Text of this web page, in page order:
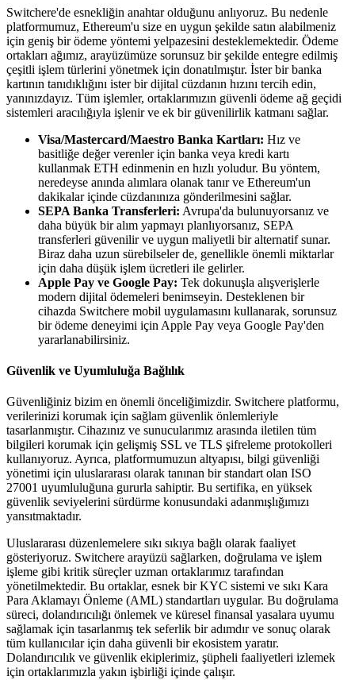
Switchere'de esnekliğin anahtar olduğunu anlıyoruz. Bu nedenle
platformumuz, Ethereum'u size en uygun şekilde satın alabilmeniz
için geniş bir ödeme yöntemi yelpazesini desteklemektedir. Ödeme
ortakları ağımız, arayüzümüze sorunsuz bir şekilde entegre edilmiş
çeşitli işlem türlerini yönetmek için donatılmıştır. İster bir banka
kartının tanıdıklığını ister bir dijital cüzdanın hızını tercih edin,
yanınızdayız. Tüm işlemler, ortaklarımızın güvenli ödeme ağ geçidi
sistemleri aracılığıyla işlenir ve ek bir güvenilirlik katmanı sağlar.
Visa/Mastercard/Maestro Banka Kartları: Hız ve
basitliğe değer verenler için banka veya kredi kartı
kullanmak ETH edinmenin en hızlı yoludur. Bu yöntem,
neredeyse anında alımlara olanak tanır ve Ethereum'un
dakikalar içinde cüzdanınıza gönderilmesini sağlar.
SEPA Banka Transferleri: Avrupa'da bulunuyorsanız ve
daha büyük bir alım yapmayı planlıyorsanız, SEPA
transferleri güvenilir ve uygun maliyetli bir alternatif sunar.
Biraz daha uzun sürebilseler de, genellikle önemli miktarlar
için daha düşük işlem ücretleri ile gelirler.
Apple Pay ve Google Pay: Tek dokunuşla alışverişlerle
modern dijital ödemeleri benimseyin. Desteklenen bir
cihazda Switchere mobil uygulamasını kullanarak, sorunsuz
bir ödeme deneyimi için Apple Pay veya Google Pay'den
yararlanabilirsiniz.
Güvenlik ve Uyumluluğa Bağlılık
Güvenliğiniz bizim en önemli önceliğimizdir. Switchere platformu,
verilerinizi korumak için sağlam güvenlik önlemleriyle
tasarlanmıştır. Cihazınız ve sunucularımız arasında iletilen tüm
bilgileri korumak için gelişmiş SSL ve TLS şifreleme protokolleri
kullanıyoruz. Ayrıca, platformumuzun altyapısı, bilgi güvenliği
yönetimi için uluslararası olarak tanınan bir standart olan ISO
27001 uyumluluğuna gururla sahiptir. Bu sertifika, en yüksek
güvenlik seviyelerini sürdürme konusundaki adanmışlığımızı
yansıtmaktadır.
Uluslararası düzenlemelere sıkı sıkıya bağlı olarak faaliyet
gösteriyoruz. Switchere arayüzü sağlarken, doğrulama ve işlem
işleme gibi kritik süreçler uzman ortaklarımız tarafından
yönetilmektedir. Bu ortaklar, esnek bir KYC sistemi ve sıkı Kara
Para Aklamayı Önleme (AML) standartları uygular. Bu doğrulama
süreci, dolandırıcılığı önlemek ve küresel finansal yasalara uyumu
sağlamak için tasarlanmış tek seferlik bir adımdır ve sonuç olarak
tüm kullanıcılar için daha güvenli bir ekosistem yaratır.
Dolandırıcılık ve güvenlik ekiplerimiz, şüpheli faaliyetleri izlemek
için ortaklarımızla yakın işbirliği içinde çalışır.